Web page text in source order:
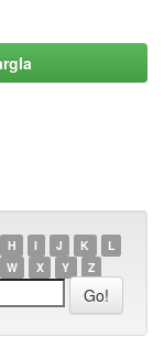
H I J K
L
W X Y Z